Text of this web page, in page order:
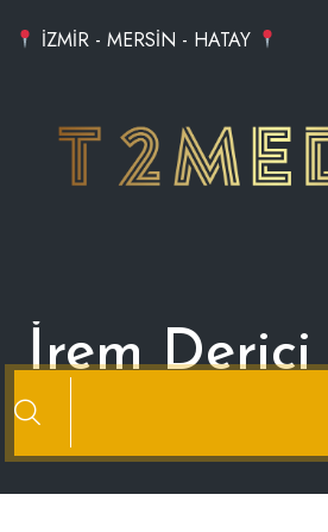
İZMİR - MERSİN - HATAY
İrem Derici